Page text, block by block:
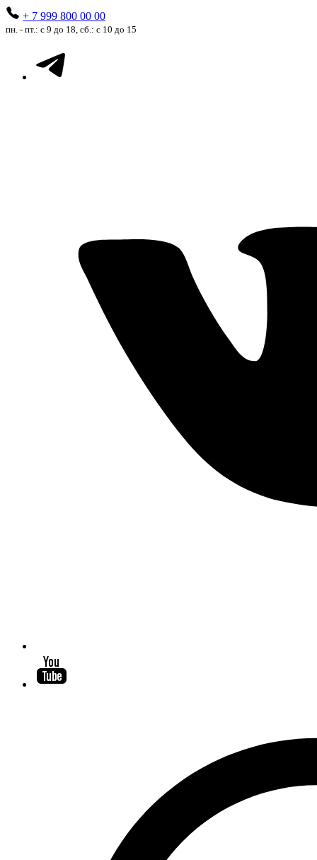
+ 7 999 800 00 00
пн. - пт.: с 9 до 18, сб.: с 10 до 15